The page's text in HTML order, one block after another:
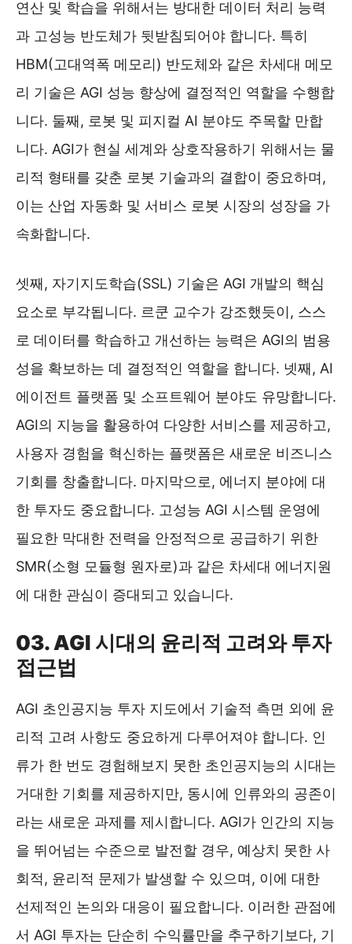
연산 및 학습을 위해서는 방대한 데이터 처리 능력
과 고성능 반도체가 뒷받침되어야 합니다. 특히
HBM(고대역폭 메모리) 반도체와 같은 차세대 메모
리 기술은 AGI 성능 향상에 결정적인 역할을 수행합
니다. 둘째, 로봇 및 피지컬 AI 분야도 주목할 만합
니다. AGI가 현실 세계와 상호작용하기 위해서는 물
리적 형태를 갖춘 로봇 기술과의 결합이 중요하며,
이는 산업 자동화 및 서비스 로봇 시장의 성장을 가
속화합니다.
셋째, 자기지도학습(SSL) 기술은 AGI 개발의 핵심
요소로 부각됩니다. 르쿤 교수가 강조했듯이, 스스
로 데이터를 학습하고 개선하는 능력은 AGI의 범용
성을 확보하는 데 결정적인 역할을 합니다. 넷째, AI
에이전트 플랫폼 및 소프트웨어 분야도 유망합니다.
AGI의 지능을 활용하여 다양한 서비스를 제공하고,
사용자 경험을 혁신하는 플랫폼은 새로운 비즈니스
기회를 창출합니다. 마지막으로, 에너지 분야에 대
한 투자도 중요합니다. 고성능 AGI 시스템 운영에
필요한 막대한 전력을 안정적으로 공급하기 위한
SMR(소형 모듈형 원자로)과 같은 차세대 에너지원
에 대한 관심이 증대되고 있습니다.
03. AGI 시대의 윤리적 고려와 투자
접근법
AGI 초인공지능 투자 지도에서 기술적 측면 외에 윤
리적 고려 사항도 중요하게 다루어져야 합니다. 인
류가 한 번도 경험해보지 못한 초인공지능의 시대는
거대한 기회를 제공하지만, 동시에 인류와의 공존이
라는 새로운 과제를 제시합니다. AGI가 인간의 지능
을 뛰어넘는 수준으로 발전할 경우, 예상치 못한 사
회적, 윤리적 문제가 발생할 수 있으며, 이에 대한
선제적인 논의와 대응이 필요합니다. 이러한 관점에
서 AGI 투자는 단순히 수익률만을 추구하기보다, 기